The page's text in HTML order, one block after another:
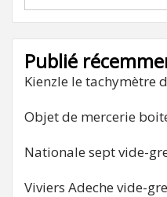
Publié
Kienzle le tachymètre
Objet de mercerie
Nationale sept vide-
Viviers Adeche vide-